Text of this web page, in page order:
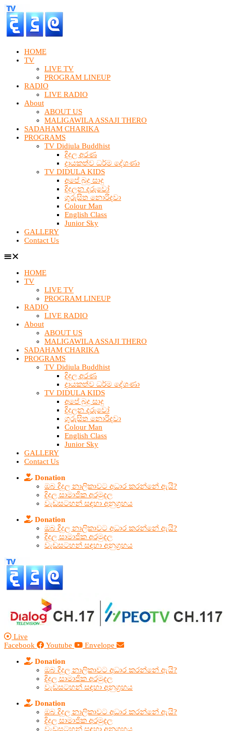
HOME
TV
LIVE TV
PROGRAM LINEUP
RADIO
LIVE RADIO
About
ABOUT US
MALIGAWILA ASSAJI THERO
SADAHAM CHARIKA
PROGRAMS
TV Didiula Buddhist
දිදුල අරණ
දායකත්ව ධර්ම දේශණා
TV DIDULA KIDS
අපේ බුදු සාදු
දිදුලන දරුවෝ
ගුරුසිත නොරිදවා
Colour Man
English Class
Junior Sky
GALLERY
Contact Us
HOME
TV
LIVE TV
PROGRAM LINEUP
RADIO
LIVE RADIO
About
ABOUT US
MALIGAWILA ASSAJI THERO
SADAHAM CHARIKA
PROGRAMS
TV Didiula Buddhist
දිදුල අරණ
දායකත්ව ධර්ම දේශණා
TV DIDULA KIDS
අපේ බුදු සාදු
දිදුලන දරුවෝ
ගුරුසිත නොරිදවා
Colour Man
English Class
Junior Sky
GALLERY
Contact Us
Donation
ඔබ දිදුල නාලිකාවට අධාර කරන්නේ ඇයි?
දිදුල සාමාජික අරමුදල
වැඩසටහන් සඳහා අනුග්‍රහය
Donation
ඔබ දිදුල නාලිකාවට අධාර කරන්නේ ඇයි?
දිදුල සාමාජික අරමුදල
වැඩසටහන් සඳහා අනුග්‍රහය
Live
Facebook
Youtube Envelope
Donation
ඔබ දිදුල නාලිකාවට අධාර කරන්නේ ඇයි?
දිදුල සාමාජික අරමුදල
වැඩසටහන් සඳහා අනුග්‍රහය
Donation
ඔබ දිදුල නාලිකාවට අධාර කරන්නේ ඇයි?
දිදුල සාමාජික අරමුදල
වැඩසටහන් සඳහා අනුග්‍රහය